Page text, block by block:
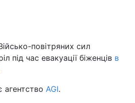
Війна
Світ
повітряних сил
під час евакуації біженців в
агентство AGI.